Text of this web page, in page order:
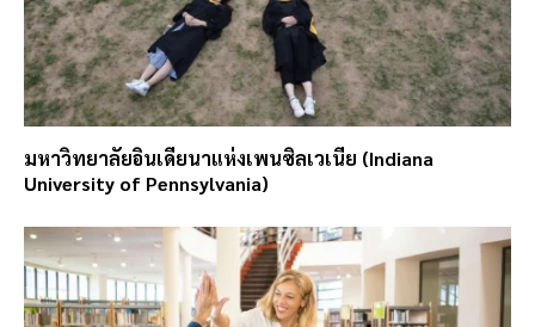
มหาวิทยาลัยอินเดียนาแห่งเพนซิลเวเนีย (Indiana
University of Pennsylvania)